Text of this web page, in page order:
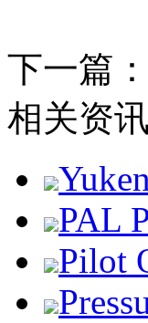
下一篇：
相关资讯
PAL
Pilot